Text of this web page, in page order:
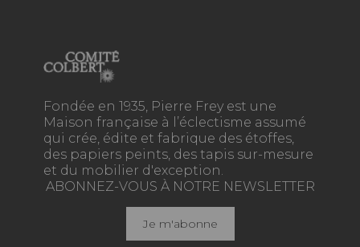
Fondée en 1935, Pierre Frey est une
Maison française à l’éclectisme assumé
qui crée, édite et fabrique des étoffes,
des papiers peints, des tapis sur-mesure
et du mobilier d'exception.
ABONNEZ-VOUS À NOTRE NEWSLETTER
Je m'abonne